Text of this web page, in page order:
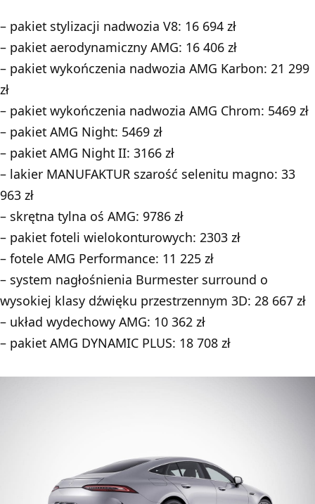
– pakiet stylizacji nadwozia V8: 16 694 zł
– pakiet aerodynamiczny AMG: 16 406 zł
– pakiet wykończenia nadwozia AMG Karbon: 21 299
zł
– pakiet wykończenia nadwozia AMG Chrom: 5469 zł
– pakiet AMG Night: 5469 zł
– pakiet AMG Night II: 3166 zł
– lakier MANUFAKTUR szarość selenitu magno: 33
963 zł
– skrętna tylna oś AMG: 9786 zł
– pakiet foteli wielokonturowych: 2303 zł
– fotele AMG Performance: 11 225 zł
– system nagłośnienia Burmester surround o
wysokiej klasy dźwięku przestrzennym 3D: 28 667 zł
– układ wydechowy AMG: 10 362 zł
– pakiet AMG DYNAMIC PLUS: 18 708 zł